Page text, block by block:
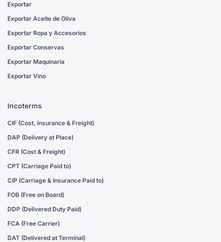
Exportar
Exportar Aceite de Oliva
Exportar Ropa y Accesorios
Exportar Conservas
Exportar Maquinaria
Exportar Vino
Incoterms
CIF (Cost, Insurance & Freight)
DAP (Delivery at Place)
CFR (Cost & Freight)
CPT (Carriage Paid to)
CIP (Carriage & Insurance Paid to)
FOB (Free on Board)
DDP (Delivered Duty Paid)
FCA (Free Carrier)
DAT (Delivered at Terminal)